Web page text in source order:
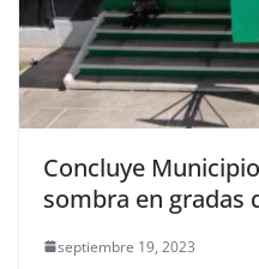
Concluye
sombra en gradas
septiembre 19, 2023